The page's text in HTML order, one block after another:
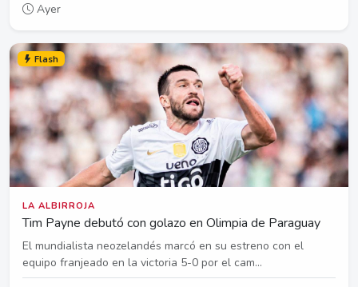
Ayer
Flash
LA ALBIRROJA
Tim Payne debutó con golazo en Olimpia de Paraguay
El mundialista neozelandés marcó en su estreno con el
equipo franjeado en la victoria 5-0 por el cam...